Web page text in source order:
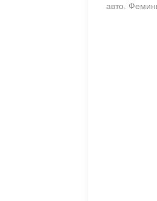
авто.